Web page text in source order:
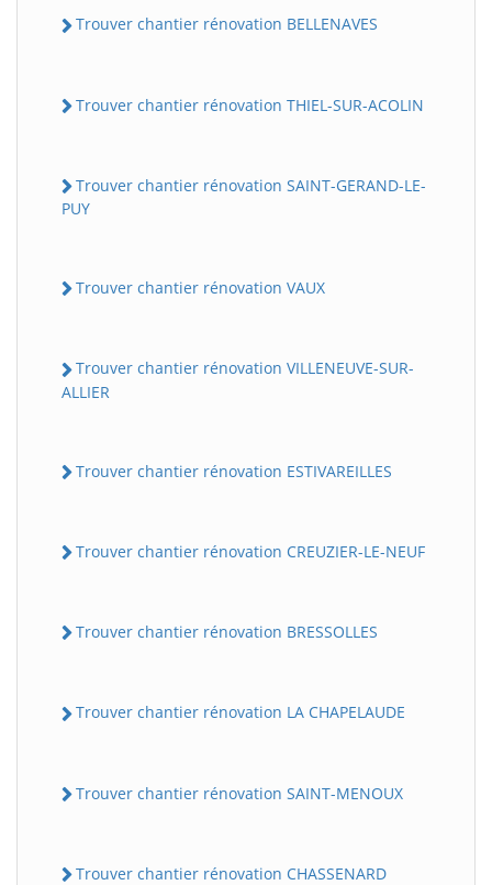
Trouver chantier rénovation BELLENAVES
Trouver chantier rénovation THIEL-SUR-ACOLIN
Trouver chantier rénovation SAINT-GERAND-LE-
PUY
Trouver chantier rénovation VAUX
Trouver chantier rénovation VILLENEUVE-SUR-
ALLIER
Trouver chantier rénovation ESTIVAREILLES
Trouver chantier rénovation CREUZIER-LE-NEUF
Trouver chantier rénovation BRESSOLLES
Trouver chantier rénovation LA CHAPELAUDE
Trouver chantier rénovation SAINT-MENOUX
Trouver chantier rénovation CHASSENARD